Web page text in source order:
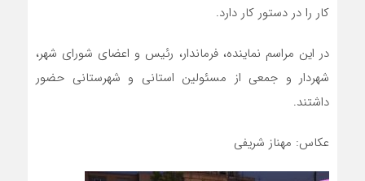
کار را در دستور کار دارد.
در این مراسم نماینده، فرماندار، رئیس و اعضای شورای شهر،
شهردار و جمعی از مسئولین استانی و شهرستانی حضور
داشتند.
عکاس: مهناز شریفی